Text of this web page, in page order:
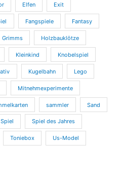
Elfen Exit
Fangspiele Fantasy
Grimms Holzbauklötze
Kleinkind Knobelspiel
Kugelbahn Lego
Mitnehmexperimente
sammler Sand
Spiel Spiel des Jahres
Toniebox Us-Model